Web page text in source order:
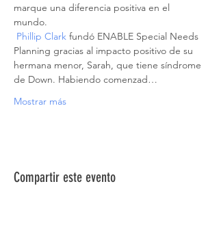
marque una diferencia positiva en el
mundo.
Phillip Clark fundó ENABLE Special Needs
Planning gracias al impacto positivo de su
hermana menor, Sarah, que tiene síndrome
de Down. Habiendo comenzad…
Mostrar más
Compartir este evento